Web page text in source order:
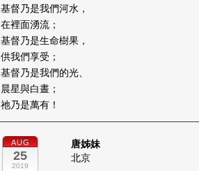
基督乃是我們河水，
在裡面湧流；
基督乃是生命樹果，
供我們享受；
基督乃是我們的光、
晨星與白晝；
祂乃是萬有！
AUG
25
2019
唐姊妹
北京